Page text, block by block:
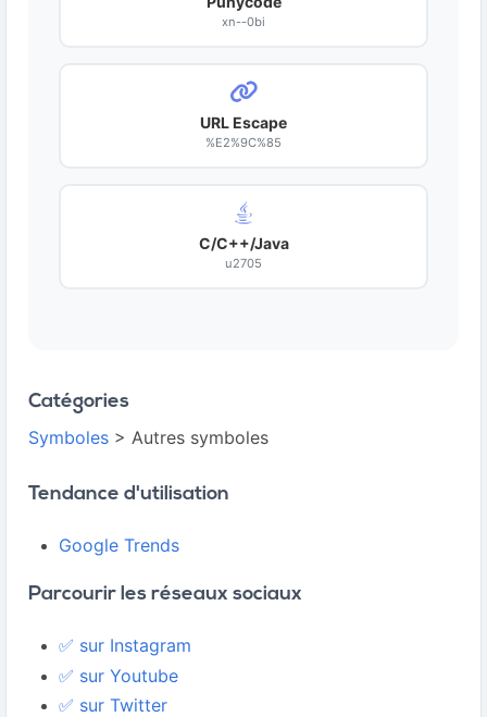
xn--0bi
URL Escape
%E2%9C%85
C/C++/Java
u2705
Catégories
Symboles > Autres symboles
Tendance d'utilisation
Google Trends
Parcourir les réseaux sociaux
✅ sur Instagram
✅ sur Youtube
✅ sur Twitter